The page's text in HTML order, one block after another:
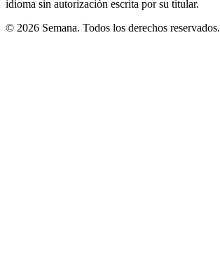
idioma sin autorización escrita por su titular.
© 2026 Semana. Todos los derechos reservados.